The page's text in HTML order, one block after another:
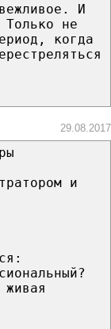
И
Только не
когда
29.08.2017
и